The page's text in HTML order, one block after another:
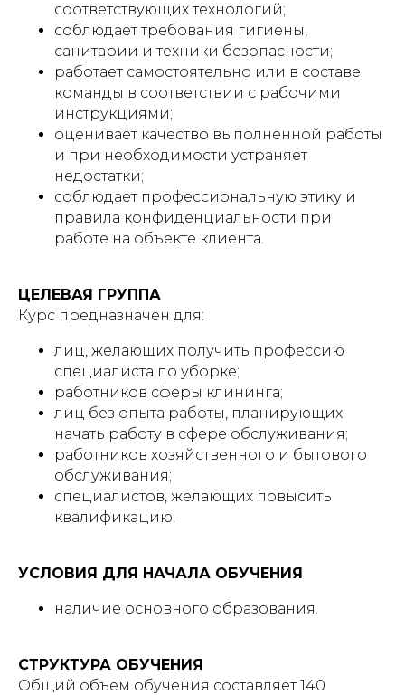
соответствующих технологий;
соблюдает требования гигиены,
санитарии и техники безопасности;
работает самостоятельно или в составе
команды в соответствии с рабочими
инструкциями;
оценивает качество выполненной работы
и при необходимости устраняет
недостатки;
соблюдает профессиональную этику и
правила конфиденциальности при
работе на объекте клиента.
ЦЕЛЕВАЯ ГРУППА
Курс предназначен для:
лиц, желающих получить профессию
специалиста по уборке;
работников сферы клининга;
лиц без опыта работы, планирующих
начать работу в сфере обслуживания;
работников хозяйственного и бытового
обслуживания;
специалистов, желающих повысить
квалификацию.
УСЛОВИЯ ДЛЯ НАЧАЛА ОБУЧЕНИЯ
наличие основного образования.
СТРУКТУРА ОБУЧЕНИЯ
Общий объем обучения составляет 140